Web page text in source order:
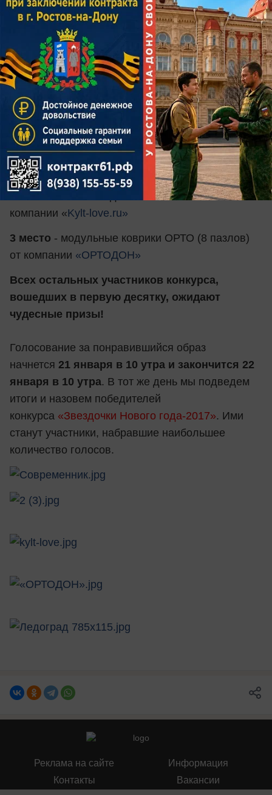
в конкурсе«Звездочки Нового года-2017».
Ждем ваших фотографий!
Победители конкурса получат:
1 место– сертификат на 5000 рублей в магазин
игрушек от центра непрерывного
образования«Современник»и приз
эквивалентный 5000 рублей от
стоматологической клиники«Авторская
стоматология»
2 место
– именной детский банный халат от
компании «Kylt-love.ru»
3 место - модульные коврики ОРТО (8 пазлов)
от компании «ОРТОДОН»
Всех остальных участников конкурса,
вошедших в первую десятку, ожидают
чудесные призы!
Голосование за понравившийся образ
начнется 21 января в 10 утра и закончится 22
января в 10 утра. В тот же день мы подведем
итоги и назовем победителей
конкурса «Звездочки Нового года-2017». Ими
станут участники, набравшие наибольшее
количество голосов.
Реклама на сайте
Контакты
Информация
Вакансии